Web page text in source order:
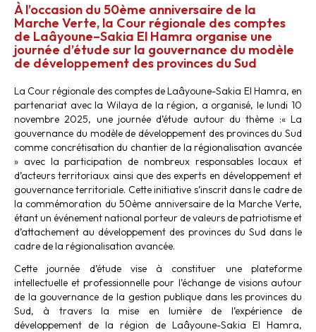
À l’occasion du 50ème anniversaire de la
Marche Verte, la Cour régionale des comptes
de Laâyoune–Sakia El Hamra organise une
journée d’étude sur la gouvernance du modèle
de développement des provinces du Sud
La Cour régionale des comptes de Laâyoune-Sakia El Hamra, en
partenariat avec la Wilaya de la région, a organisé, le lundi 10
novembre 2025, une journée d’étude autour du thème :« La
gouvernance du modèle de développement des provinces du Sud
comme concrétisation du chantier de la régionalisation avancée
» avec la participation de nombreux responsables locaux et
d’acteurs territoriaux ainsi que des experts en développement et
gouvernance territoriale. Cette initiative s’inscrit dans le cadre de
la commémoration du 50ème anniversaire de la Marche Verte,
étant un événement national porteur de valeurs de patriotisme et
d’attachement au développement des provinces du Sud dans le
cadre de la régionalisation avancée.
Cette journée d’étude vise à constituer une plateforme
intellectuelle et professionnelle pour l’échange de visions autour
de la gouvernance de la gestion publique dans les provinces du
Sud, à travers la mise en lumière de l’expérience de
développement de la région de Laâyoune-Sakia El Hamra,